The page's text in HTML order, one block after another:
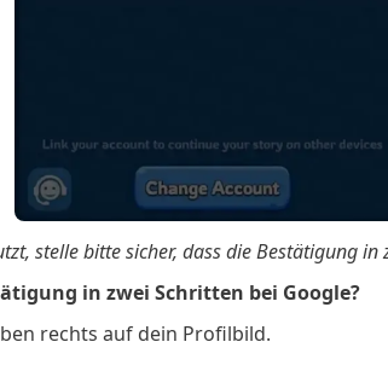
stelle bitte sicher, dass die Bestätigung in
in zwei Schritten bei Google?
rechts auf dein Profilbild.